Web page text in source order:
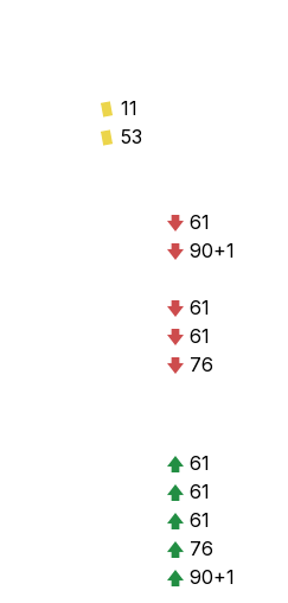
11
53
61
90+1
61
61
76
61
61
61
76
90+1